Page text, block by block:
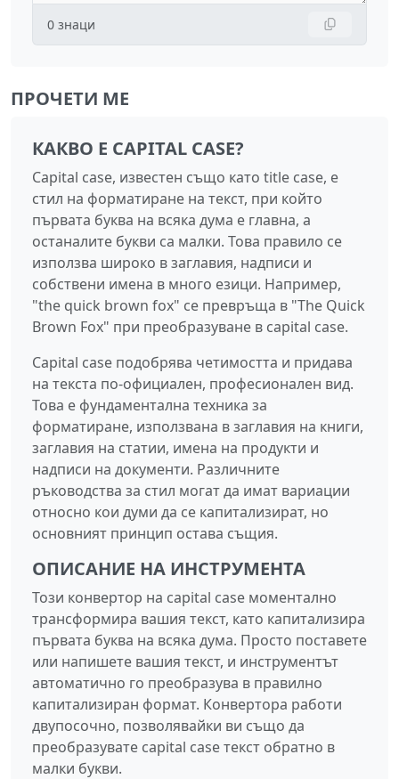
0 знаци
ПРОЧЕТИ МЕ
КАКВО Е CAPITAL CASE?
Capital case, известен също като title case, е
стил на форматиране на текст, при който
първата буква на всяка дума е главна, а
останалите букви са малки. Това правило се
използва широко в заглавия, надписи и
собствени имена в много езици. Например,
"the quick brown fox" се превръща в "The Quick
Brown Fox" при преобразуване в capital case.
Capital case подобрява четимостта и придава
на текста по-официален, професионален вид.
Това е фундаментална техника за
форматиране, използвана в заглавия на книги,
заглавия на статии, имена на продукти и
надписи на документи. Различните
ръководства за стил могат да имат вариации
относно кои думи да се капитализират, но
основният принцип остава същия.
ОПИСАНИЕ НА ИНСТРУМЕНТА
Този конвертор на capital case моментално
трансформира вашия текст, като капитализира
първата буква на всяка дума. Просто поставете
или напишете вашия текст, и инструментът
автоматично го преобразува в правилно
капитализиран формат. Конвертора работи
двупосочно, позволявайки ви също да
преобразувате capital case текст обратно в
малки букви.